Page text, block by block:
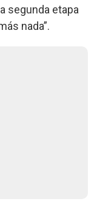
segunda etapa
nada”.